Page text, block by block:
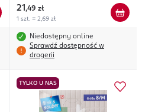
21 ,49 zł
1 szt. = 2,69 zł
Niedostępny online
Sprawdź dostępność w
drogerii
TYLKO U NAS